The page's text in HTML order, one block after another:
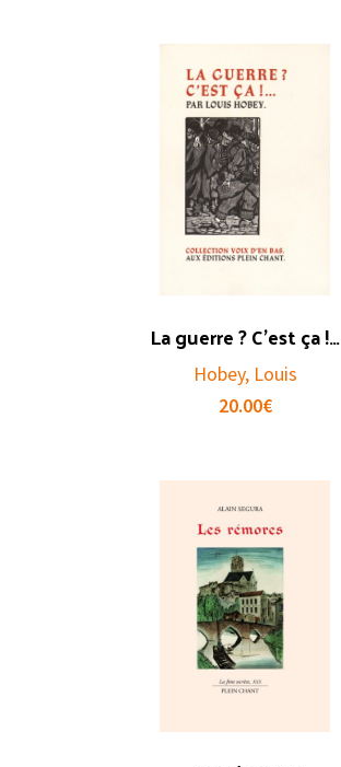
La guerre ? C’est ça !…
Hobey, Louis
20.00€